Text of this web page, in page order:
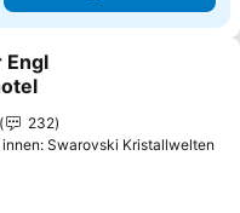
a kedvencekhez
Engl
232
Swarovski Kristallwelten